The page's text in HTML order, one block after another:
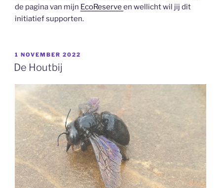
de pagina van mijn EcoReserve en wellicht wil jij dit
initiatief supporten.
GEPLAATST
OP
1 NOVEMBER 2022
De Houtbij